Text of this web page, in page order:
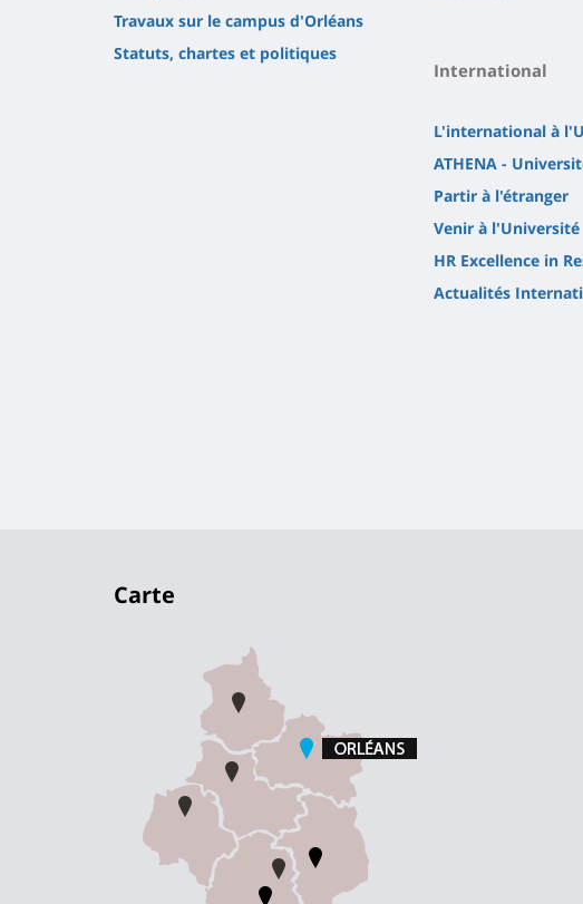
Travaux sur le campus d'Orléans
Statuts, chartes et politiques
International
L'international à
ATHENA -
Partir à l'étranger
Venir à l'Université
HR Excellence in
Actualités
Carte